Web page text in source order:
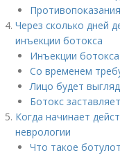
Противопоказания
Через сколько дней
инъекции ботокса
Инъекции
Со временем
Лицо будет
Ботокс
Когда начинает
неврологии
Что такое